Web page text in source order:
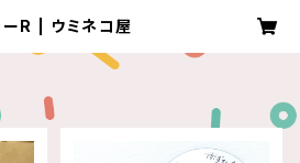
R | ウミネコ屋